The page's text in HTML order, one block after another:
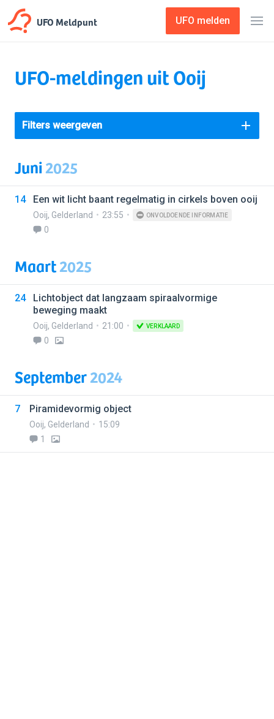
UFO Meldpunt UFO melden
UFO-meldingen uit Ooij
Filters weergeven
Juni2025
14 Een wit licht baant regelmatig in cirkels boven ooij
Ooij, Gelderland 23:55 ONVOLDOENDE INFORMATIE
0
Maart2025
24
Lichtobject dat langzaam spiraalvormige
beweging maakt
Ooij, Gelderland 21:00 VERKLAARD
0
September2024
7 Piramidevormig object
Ooij, Gelderland
15:09
1